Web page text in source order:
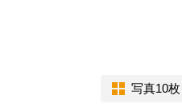
写真10枚